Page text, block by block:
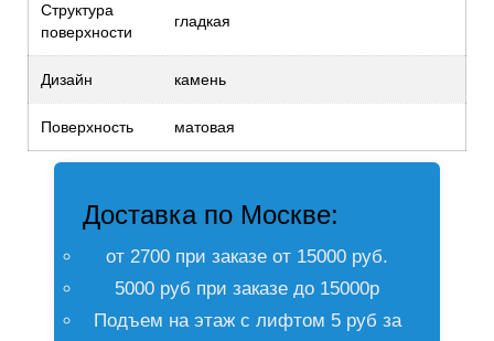
Структура
поверхности
гладкая
Дизайн камень
Поверхность матовая
Доставка по Москве:
от 2700 при заказе от 15000 руб.
5000 руб при заказе до 15000р
Подъем на этаж с лифтом 5 руб за